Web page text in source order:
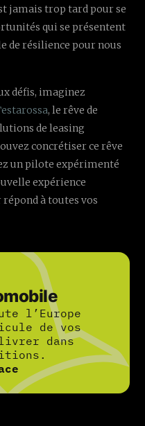
jamais trop tard pour se
qui se présentent
de résilience pour nous
défis, imaginez
, le rêve de
de leasing
concrétiser ce rêve
un pilote expérimenté
expérience
à toutes vos
l’Europe
de vos
dans